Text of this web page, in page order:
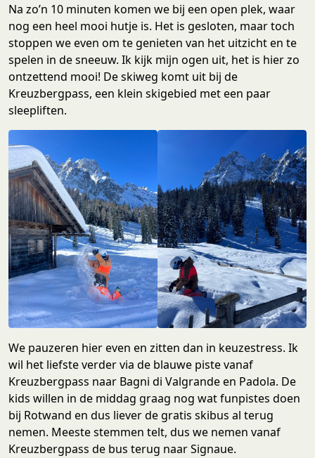
Na zo’n 10 minuten komen we bij een open plek, waar
nog een heel mooi hutje is. Het is gesloten, maar toch
stoppen we even om te genieten van het uitzicht en te
spelen in de sneeuw. Ik kijk mijn ogen uit, het is hier zo
ontzettend mooi! De skiweg komt uit bij de
Kreuzbergpass, een klein skigebied met een paar
sleepliften.
We pauzeren hier even en zitten dan in keuzestress. Ik
wil het liefste verder via de blauwe piste vanaf
Kreuzbergpass naar Bagni di Valgrande en Padola. De
kids willen in de middag graag nog wat funpistes doen
bij Rotwand en dus liever de gratis skibus al terug
nemen. Meeste stemmen telt, dus we nemen vanaf
Kreuzbergpass de bus terug naar Signaue.